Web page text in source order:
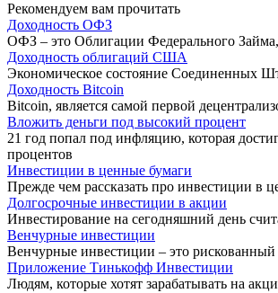
Рекомендуем вам прочитать
Доходность ОФЗ
ОФЗ – это Облигации Федерального
Доходность облигаций США
Экономическое состояние Соединенных
Доходность Bitcoin
Bitcoin, является самой первой
Вложить деньги под высокий процент
21 год попал под инфляцию, которая
процентов
Инвестиции в ценные бумаги
Прежде чем рассказать про инвестиции в
Долгосрочные инвестиции в акции
Инвестирование на сегодняшний день
Венчурные инвестиции
Венчурные инвестиции – это рискованный
Приложение Тинькофф Инвестиции
Людям, которые хотят зарабатывать на